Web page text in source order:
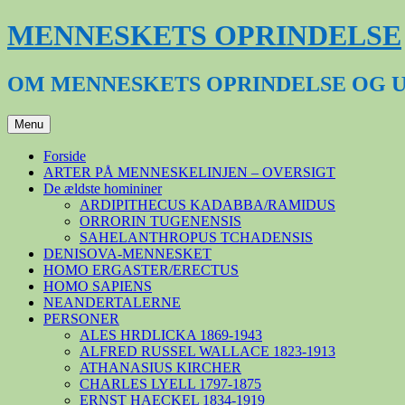
Hop
til
MENNESKETS OPRINDELSE
OM MENNESKETS OPRINDELSE OG
Menu
Forside
ARTER PÅ MENNESKELINJEN – OVERSIGT
De ældste homininer
ARDIPITHECUS KADABBA/RAMIDUS
ORRORIN TUGENENSIS
SAHELANTHROPUS TCHADENSIS
DENISOVA-MENNESKET
HOMO ERGASTER/ERECTUS
HOMO SAPIENS
NEANDERTALERNE
PERSONER
ALES HRDLICKA 1869-1943
ALFRED RUSSEL WALLACE 1823-1913
ATHANASIUS KIRCHER
CHARLES LYELL 1797-1875
ERNST HAECKEL 1834-1919